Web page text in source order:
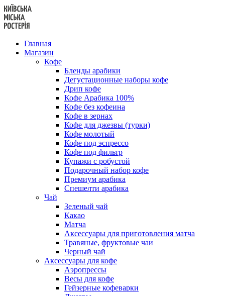
Перейти
к
содержанию
Главная
Магазин
Кофе
Бленды арабики
Дегустационные наборы кофе
Дрип кофе
Кофе Арабика 100%
Кофе без кофеина
Кофе в зернах
Кофе для джезвы (турки)
Кофе молотый
Кофе под эспрессо
Кофе под фильтр
Купажи с робустой
Подарочный набор кофе
Премиум арабика
Спешелти арабика
Чай
Зеленый чай
Какао
Матча
Аксессуары для приготовления матча
Травяные, фруктовые чаи
Черный чай
Аксессуары для кофе
Аэропрессы
Весы для кофе
Гейзерные кофеварки